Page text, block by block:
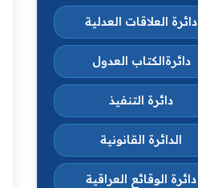
دائرة العلاقات العدلية
دائرةالكتاب العدول
دائرة التنفيذ
الدائرة القانونية
دائرة الوقائع العراقية